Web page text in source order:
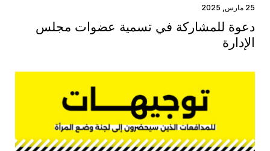
25 مارس, 2025
دعوة للمشاركة في تسمية عضوات مجلس
الإدارة